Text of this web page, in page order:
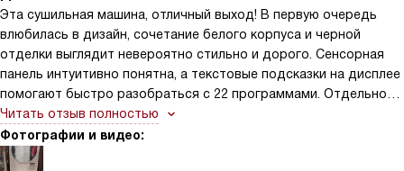
Эта сушильная машина, отличный выход! В первую очередь
влюбилась в дизайн, сочетание белого корпуса и черной
отделки выглядит невероятно стильно и дорого. Сенсорная
панель интуитивно понятна, а текстовые подсказки на дисплее
помогают быстро разобраться с 22 программами. Отдельное
спасибо за моторизованный открыватель дверцы, мелочь, но
очень приятная и удобная, когда руки заняты бельем.
Читать отзыв полностью
Фотографии и видео: